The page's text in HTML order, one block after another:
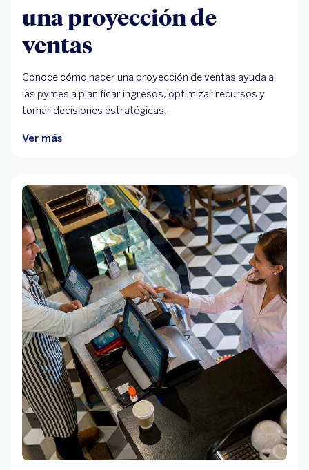
una proyección de
ventas
Conoce cómo hacer una proyección de ventas ayuda a
las pymes a planificar ingresos, optimizar recursos y
tomar decisiones estratégicas.
Ver más